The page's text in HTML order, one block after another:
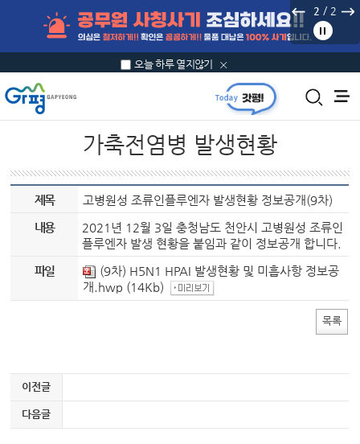
2 / 2
오늘 하루 열지않기
가축전염병 발생현황
제목
고병원성 조류인플루엔자 발생현황 정보공개(9차)
내용
2021년 12월 3일 충청남도 천안시 고병원성 조류인
플루엔자 발생 현황을 붙임과 같이 정보공개 합니다.
파일
(9차) H5N1 HPAI 발생현황 및 미흡사항 정보공
개.hwp (14Kb)
목록
이전글
다음글